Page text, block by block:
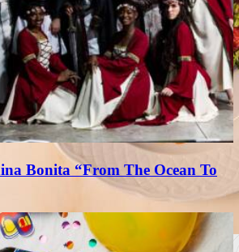
Bonita “From The Ocean To